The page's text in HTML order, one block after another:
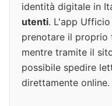
identità digitale in
utenti. L'app
prenotare il proprio
mentre tramite il
possibile spedire
direttamente online.